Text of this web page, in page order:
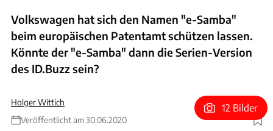
Volkswagen hat sich den Namen "e-Samba"
beim europäischen Patentamt schützen lassen.
Könnte der "e-Samba" dann die Serien-Version
des ID.Buzz sein?
Holger Wittich
Veröffentlicht am 30.06.2020
Foto: VW
12 Bilder